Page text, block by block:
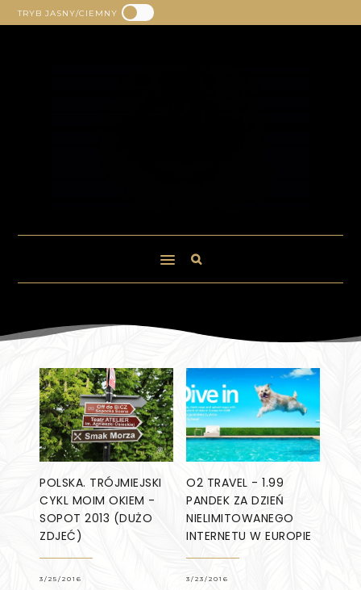
TRYB JASNY/CIEMNY
POLSKA. TRÓJMIEJSKI
CYKL MOIM OKIEM -
SOPOT 2013 (DUŻO
ZDJEĆ)
3/25/2016
O2 TRAVEL - 1.99
PANDEK ZA DZIEŃ
NIELIMITOWANEGO
INTERNETU W EUROPIE
3/23/2016